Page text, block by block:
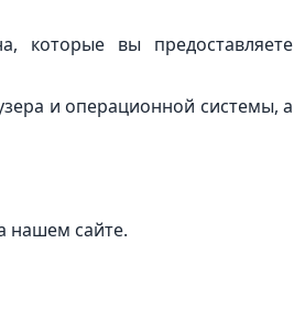
которые вы предоставляете
и операционной системы, а
нашем сайте.